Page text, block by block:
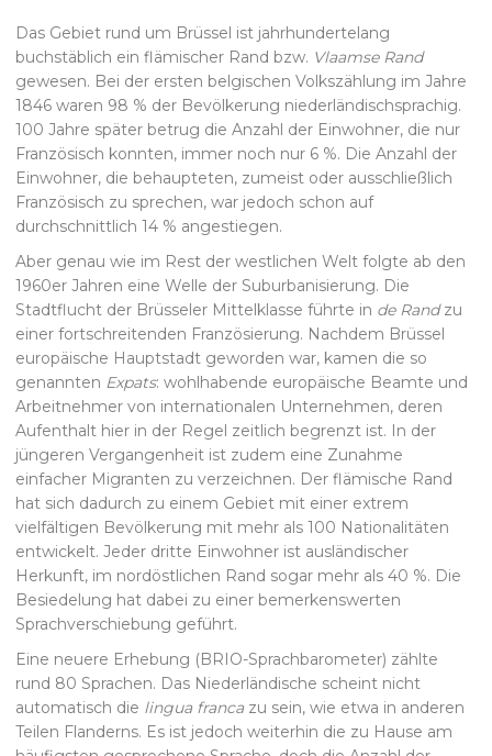
Das Gebiet rund um Brüssel ist jahrhundertelang
buchstäblich ein flämischer Rand bzw. Vlaamse Rand
gewesen. Bei der ersten belgischen Volkszählung im Jahre
1846 waren 98 % der Bevölkerung niederländischsprachig.
100 Jahre später betrug die Anzahl der Einwohner, die nur
Französisch konnten, immer noch nur 6 %. Die Anzahl der
Einwohner, die behaupteten, zumeist oder ausschließlich
Französisch zu sprechen, war jedoch schon auf
durchschnittlich 14 % angestiegen.
Aber genau wie im Rest der westlichen Welt folgte ab den
1960er Jahren eine Welle der Suburbanisierung. Die
Stadtflucht der Brüsseler Mittelklasse führte in de Randzu
einer fortschreitenden Französierung. Nachdem Brüssel
europäische Hauptstadt geworden war, kamen die so
genannten Expats: wohlhabende europäische Beamte und
Arbeitnehmer von internationalen Unternehmen, deren
Aufenthalt hier in der Regel zeitlich begrenzt ist. In der
jüngeren Vergangenheit ist zudem eine Zunahme
einfacher Migranten zu verzeichnen. Der flämische Rand
hat sich dadurch zu einem Gebiet mit einer extrem
vielfältigen Bevölkerung mit mehr als 100 Nationalitäten
entwickelt. Jeder dritte Einwohner ist ausländischer
Herkunft, im nordöstlichen Rand sogar mehr als 40 %. Die
Besiedelung hat dabei zu einer bemerkenswerten
Sprachverschiebung geführt.
Eine neuere Erhebung (BRIO-Sprachbarometer) zählte
rund 80 Sprachen. Das Niederländische scheint nicht
automatisch die lingua francazu sein, wie etwa in anderen
Teilen Flanderns. Es ist jedoch weiterhin die zu Hause am